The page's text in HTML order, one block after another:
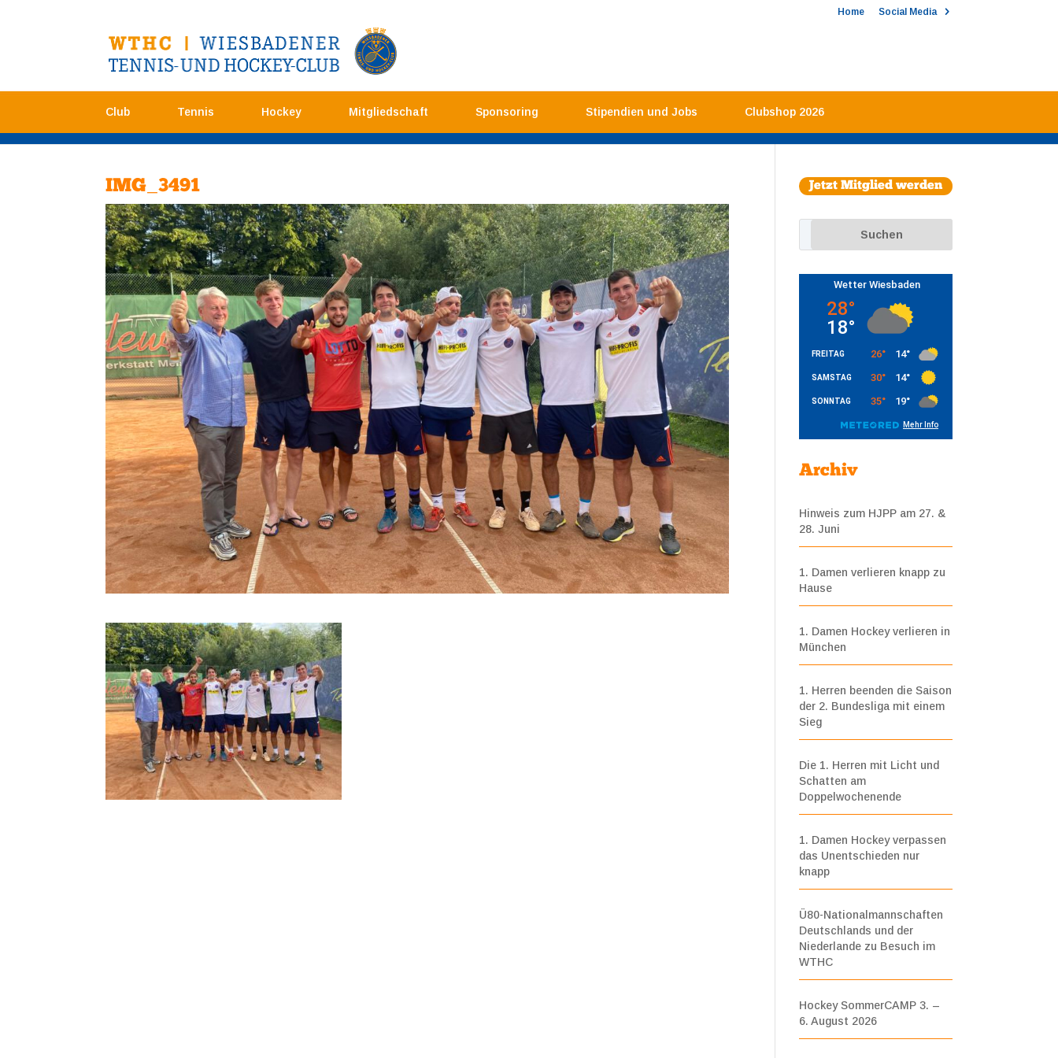
Home Social Media
Club Tennis Hockey Mitgliedschaft Sponsoring Stipendien und Jobs Clubshop 2026
IMG_3491 Jetzt Mitglied werden
Archiv
Hinweis zum HJPP am 27. &
28. Juni
1. Damen verlieren knapp zu
Hause
1. Damen Hockey verlieren in
München
1. Herren beenden die Saison
der 2. Bundesliga mit einem
Sieg
Die 1. Herren mit Licht und
Schatten am
Doppelwochenende
1. Damen Hockey verpassen
das Unentschieden nur
knapp
Ü80-Nationalmannschaften
Deutschlands und der
Niederlande zu Besuch im
WTHC
Hockey SommerCAMP 3. –
6. August 2026